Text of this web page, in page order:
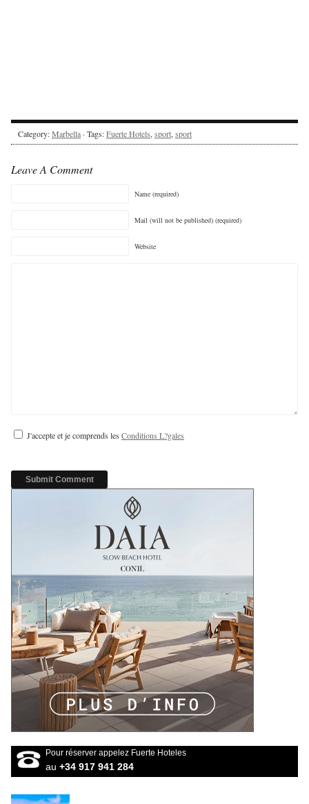
Category:Marbella · Tags:Fuerte Hotels,sport,sport
Leave A Comment
Name (required)
Mail (will not be published) (required)
Website
J'accepte et je comprends les Conditions L?gales
Pour réserver appelez Fuerte Hoteles
au +34 917 941 284